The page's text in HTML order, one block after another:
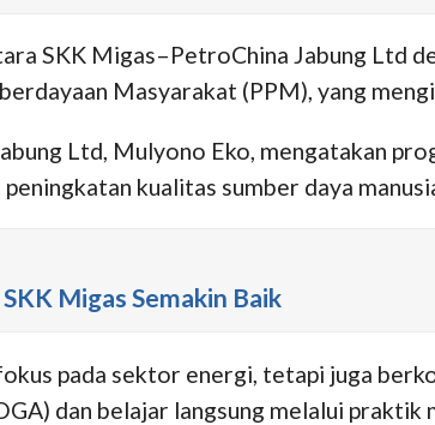
SKK Migas–PetroChina Jabung Ltd
Masyarakat (PPM), yang
Ltd, Mulyono Eko, mengatakan
kualitas sumber daya
Migas Semakin Baik
pada sektor energi, tetapi juga
dan belajar langsung melalui